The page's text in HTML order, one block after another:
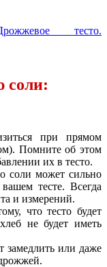
тесто.
соли:
при прямом
Помните об этом
их в тесто.
соли может сильно
тесте. Всегда
и измерений.
что тесто будет
не будет иметь
замедлить или даже